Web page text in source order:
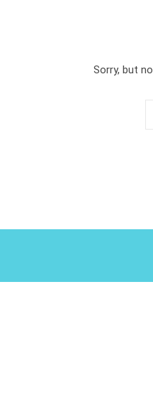
Sorry, but